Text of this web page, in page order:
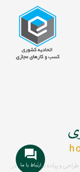
ارتباط با ما
طراحی و پیاده سازی سایت در